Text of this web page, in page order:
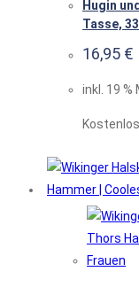
Hugin
Tasse,
16,95 €
inkl. 19 %